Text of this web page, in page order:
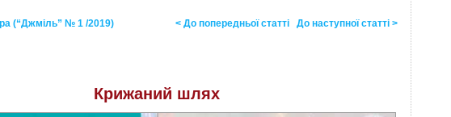
(“Джміль” № 1 /2019) < До попередньої статті До наступної статті >
Крижаний шлях